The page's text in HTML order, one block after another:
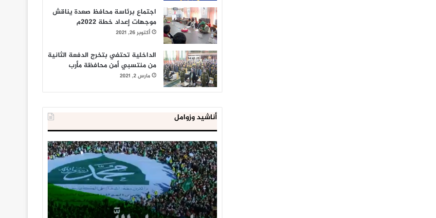
اجتماع برئاسة محافظ صعدة يناقش
موجهات إعداد خطة 2022م
أكتوبر 26, 2021
الداخلية تحتفي بتخرج الدفعة الثانية
من منتسبي أمن محافظة مأرب
مارس 2, 2021
أناشيد وزوامل
العدو
الإسرائيلي
اعتقل
543
طفلا
فلسطينيا
خلال
يناير 31, 2021
الداخلية
المصرية
إحباط
‘مخطط
كبير’
للإخوان